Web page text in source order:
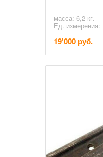
масса: 6,2 кг.
Ед. измерения:
19'000 руб.